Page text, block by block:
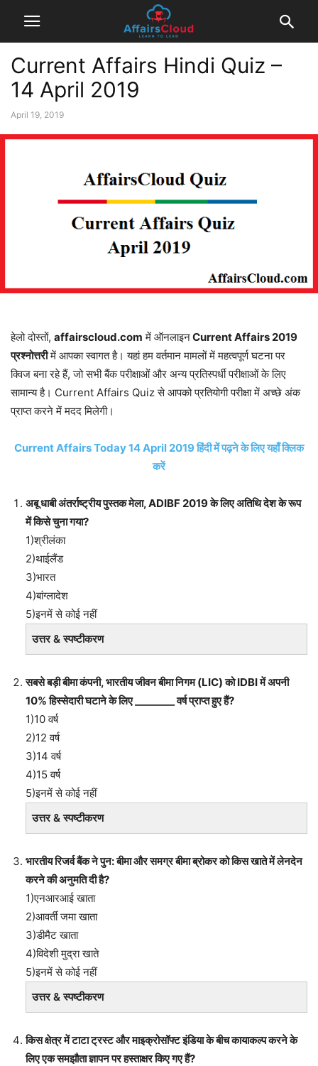
Current Affairs Hindi Quiz –
14 April 2019
April 19, 2019
हेलो दोस्तों, affairscloud.com में ऑनलाइनCurrent Affairs 2019
प्रश्नोत्तरीमें आपका स्वागत है। यहां हम वर्तमान मामलों में महत्वपूर्ण घटना पर
क्विज बना रहे हैं, जो सभी बैंक परीक्षाओं और अन्य प्रतिस्पर्धी परीक्षाओं के लिए
सामान्य है। Current Affairs Quiz से आपको प्रतियोगी परीक्षा में अच्छे अंक
प्राप्त करने में मदद मिलेगी।
Current Affairs Today 14 April 2019 हिंदी में पढ़ने के लिए यहाँ क्लिक
करें
अबू धाबी अंतर्राष्ट्रीय पुस्तक मेला, ADIBF 2019 के लिए अतिथि देश के रूप
में किसे चुना गया?
1)श्रीलंका
2)थाईलैंड
3)भारत
4)बांग्लादेश
5)इनमें से कोई नहीं
उत्तर & स्पष्टीकरण
सबसे बड़ी बीमा कंपनी, भारतीय जीवन बीमा निगम (LIC) को IDBI में अपनी
10% हिस्सेदारी घटाने के लिए ________ वर्ष प्राप्त हुए हैं?
1)10 वर्ष
2)12 वर्ष
3)14 वर्ष
4)15 वर्ष
5)इनमें से कोई नहीं
उत्तर & स्पष्टीकरण
भारतीय रिजर्व बैंक ने पुन: बीमा और समग्र बीमा ब्रोकर को किस खाते में लेनदेन
करने की अनुमति दी है?
1)एनआरआई खाता
2)आवर्ती जमा खाता
3)डीमैट खाता
4)विदेशी मुद्रा खाते
5)इनमें से कोई नहीं
उत्तर & स्पष्टीकरण
किस क्षेत्र में टाटा ट्रस्ट और माइक्रोसॉफ्ट इंडिया के बीच कायाकल्प करने के
लिए एक समझौता ज्ञापन पर हस्ताक्षर किए गए हैं?